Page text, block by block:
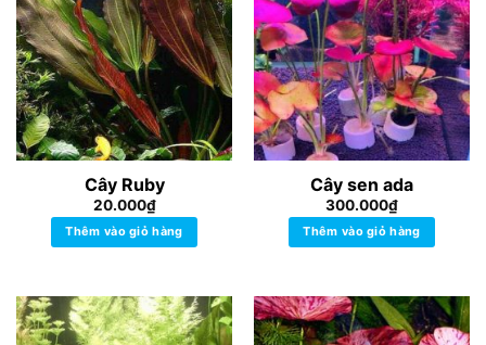
Cây Ruby
20.000₫
Thêm vào giỏ hàng
Cây sen ada
300.000₫
Thêm vào giỏ hàng